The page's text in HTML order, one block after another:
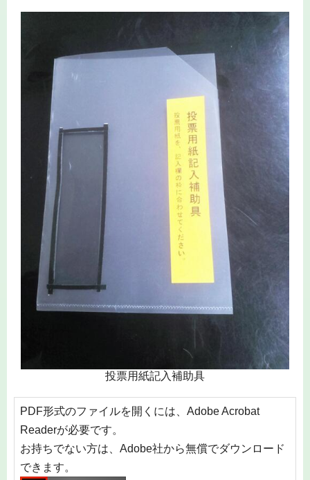
投票用紙記入補助具
PDF形式のファイルを開くには、Adobe Acrobat
Readerが必要です。
お持ちでない方は、Adobe社から無償でダウンロード
できます。